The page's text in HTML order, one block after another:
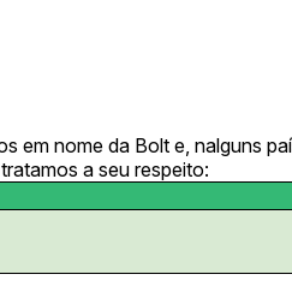
nome da Bolt e, nalguns
a seu respeito: